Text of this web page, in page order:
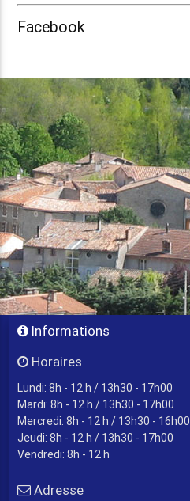
Facebook
Informations
Horaires
Lundi: 8h - 12 h / 13h30 - 17h00
Mardi: 8h - 12 h / 13h30 - 17h00
Mercredi: 8h - 12 h / 13h30 - 16h00
Jeudi: 8h - 12 h / 13h30 - 17h00
Vendredi: 8h - 12 h
Adresse